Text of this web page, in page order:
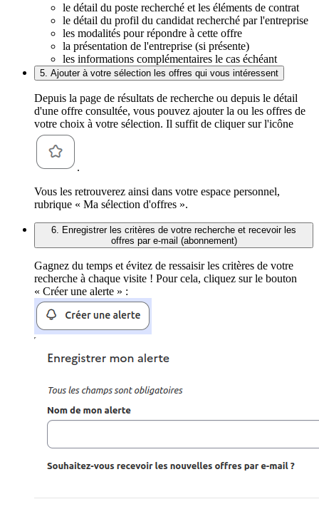
le détail du poste recherché et les éléments de contrat
le détail du profil du candidat recherché par l'entreprise
les modalités pour répondre à cette offre
la présentation de l'entreprise (si présente)
les informations complémentaires le cas échéant
5. Ajouter à votre sélection les offres qui vous intéressent
Depuis la page de résultats de recherche ou depuis le détail
d'une offre consultée, vous pouvez ajouter la ou les offres de
votre choix à votre sélection. Il suffit de cliquer sur l'icône
.
Vous les retrouverez ainsi dans votre espace personnel,
rubrique « Ma sélection d'offres ».
6. Enregistrer les critères de votre recherche et recevoir les
offres par e-mail (abonnement)
Gagnez du temps et évitez de ressaisir les critères de votre
recherche à chaque visite ! Pour cela, cliquez sur le bouton
« Créer une alerte » :